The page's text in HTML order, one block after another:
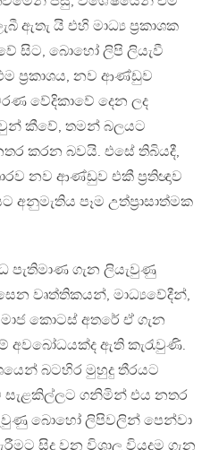
ඇතැ යි එහි මාධ්‍ය ප‍්‍රකාශක
සිට, බොහෝ ලිපි ලියැවී
ප‍්‍රකාශය, නව ආණ්ඩුව
වේදිකාවේ දෙන ලද
කීවේ, තමන් බලයට
කරන බවයි. එසේ තිබියදී,
නව ආණ්ඩුව එකී ප‍්‍රතිඥාව
අනුමැතිය පෑම උත්ප‍්‍රාසාත්මක
පැතිමාණ ගැන ලියැවුණු
වෘත්තිකයන්, මාධ්‍යවේදීන්,
කොටස් අතරේ ඒ ගැන
ඇති කැරැවුණි.
බටහිර මුහුදු තීරයට
සැළකිල්ලට ගනිමින් එය නතර
බොහෝ ලිපිවලින් පෙන්වා
සිදු වන විශාල වියදම ගැන